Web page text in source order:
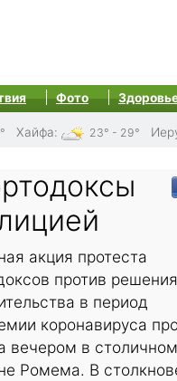
Фото
Хайфа: 23° - 29°
акция протеста
против решения
в период
коронавируса
вечером в столичном
Ромема. В